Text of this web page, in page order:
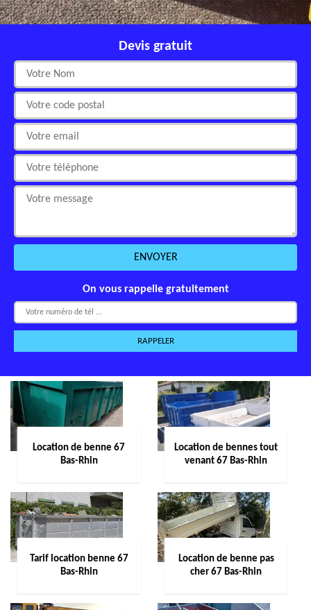
Devis gratuit
On vous rappelle gratuitement
Location de benne 67
Bas-Rhin
Location de bennes tout
venant 67 Bas-Rhin
Tarif location benne 67
Bas-Rhin
Location de benne pas
cher 67 Bas-Rhin